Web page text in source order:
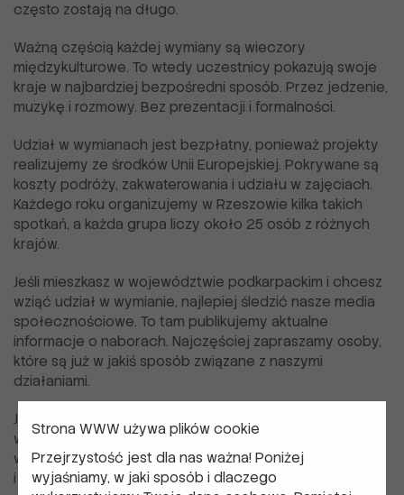
często zostają na długo.
Ważną częścią każdej wymiany są wieczory
międzykulturowe. To wtedy uczestnicy pokazują swoje
kraje w najbardziej bezpośredni sposób. Przez jedzenie,
muzykę i rozmowy. Bez prezentacji i formalności.
Udział w wymianach jest bezpłatny, ponieważ projekty
realizujemy ze środków Unii Europejskiej. Pokrywane są
koszty podróży, zakwaterowania i udziału w zajęciach.
Każdego roku organizujemy w Rzeszowie kilka takich
spotkań, a każda grupa liczy około 25 osób z różnych
krajów.
Jeśli mieszkasz w województwie podkarpackim i chcesz
wziąć udział w wymianie, najlepiej śledzić nasze media
społecznościowe. To tam publikujemy aktualne
informacje o naborach. Najczęściej zapraszamy osoby,
które są już w jakiś sposób związane z naszymi
działaniami.
Jeśli jesteś z Czech, Ukrainy, Słowacji lub Węgier, udział
w projekcie odbywa się przez organizacje partnerskie
w Twoim kraju. To one prowadzą rekrutację
i przygotowują grupy wyjazdowe:
Strona WWW używa plików cookie
Przejrzystość jest dla nas ważna! Poniżej
wyjaśniamy, w jaki sposób i dlaczego